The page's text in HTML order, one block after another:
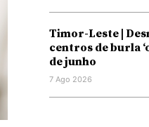
Timor-Leste |
centros de burla
de junho
7 Ago 2026